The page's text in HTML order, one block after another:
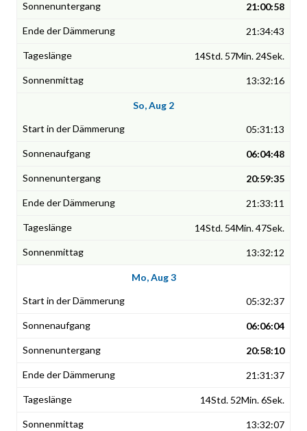
21:00:58
21:34:43
14Std. 57Min. 24Sek.
13:32:16
So, Aug 2
05:31:13
06:04:48
20:59:35
21:33:11
14Std. 54Min. 47Sek.
13:32:12
Mo, Aug 3
05:32:37
06:06:04
20:58:10
21:31:37
14Std. 52Min. 6Sek.
13:32:07